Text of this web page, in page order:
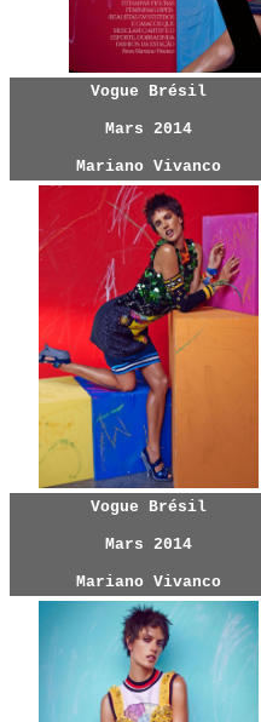
Vogue Brésil
Mars 2014
Mariano Vivanco
Vogue Brésil
Mars 2014
Mariano Vivanco